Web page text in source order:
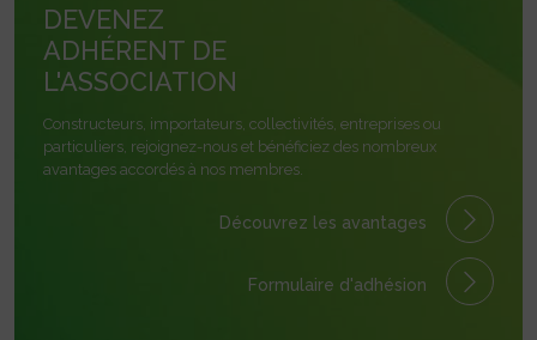
DEVENEZ
ADHÉRENT DE
L'ASSOCIATION
Constructeurs, importateurs, collectivités, entreprises ou
particuliers, rejoignez-nous et bénéficiez des nombreux
avantages accordés à nos membres.
Découvrez les avantages
Formulaire d'adhésion